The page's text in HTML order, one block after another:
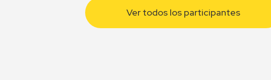
Ver todos los participantes